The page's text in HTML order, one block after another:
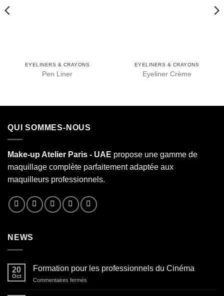
EYELINERS & CRAYONS
Pen Liner
EYELINERS & CRAYONS
Eyeliner Crème
QUI SOMMES-NOUS
Make-up Atelier Paris - UAE propose une gamme de
maquillage complète parfaitement adaptée aux
maquilleurs professionnels.
NEWS
20
Oct
Formation pour les professionnels du Cinéma
Commentaires fermés